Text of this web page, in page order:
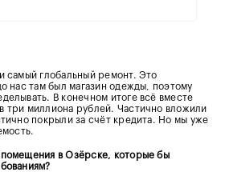
самый глобальный ремонт. Это
нас там был магазин одежды, поэтому
В конечном итоге всё вместе
три миллиона рублей. Частично вложили
покрыли за счёт кредита. Но мы уже
в Озёрске, которые бы